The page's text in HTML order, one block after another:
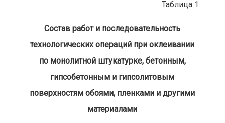
Таблица 1
Состав работ и последовательность
технологических операций при оклеивании
по монолитной штукатурке, бетонным,
гипсобетонным и гипсолитовым
поверхностям обоями, пленками и другими
материалами